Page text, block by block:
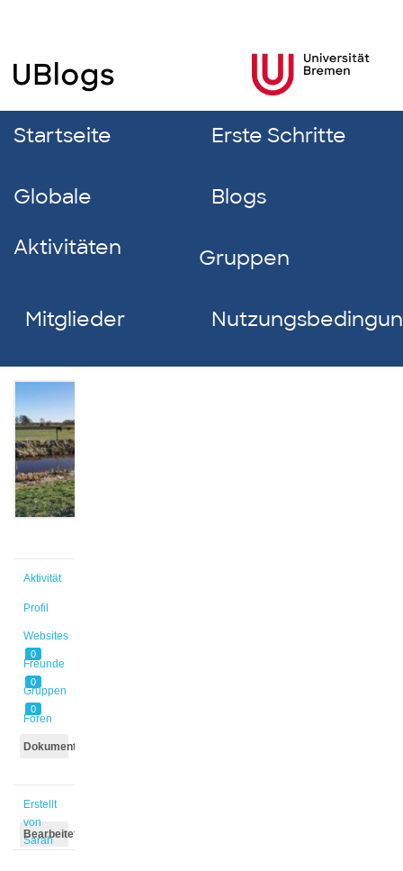
Startseite Erste Schritte
Globale
Aktivitäten
Blogs
Gruppen
Mitglieder
Aktivität
Profil
Websites
0
Freunde
0
Gruppen
0
Foren
Dokumente
Erstellt
von
Sarah
Bearbeitet